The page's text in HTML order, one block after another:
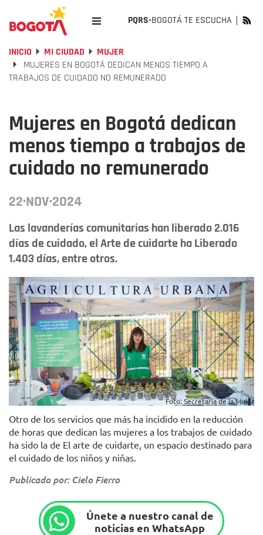
PQRS-BOGOTÁ TE ESCUCHA
INICIO MI CIUDAD
MUJER
MUJERES EN BOGOTÁ DEDICAN MENOS TIEMPO A
TRABAJOS DE CUIDADO NO REMUNERADO
Mujeres en Bogotá dedican
menos tiempo a trabajos de
cuidado no remunerado
22·NOV·2024
Las lavanderías comunitarias han liberado 2.016
días de cuidado, el Arte de cuidarte ha Liberado
1.403 días, entre otros.
Foto: Secretaría de la Mujer
Otro de los servicios que más ha incidido en la reducción
de horas que dedican las mujeres a los trabajos de cuidado
ha sido la de El arte de cuidarte, un espacio destinado para
el cuidado de los niños y niñas.
Publicado por: Cielo Fierro
Únete a nuestro canal de
noticias en WhatsApp